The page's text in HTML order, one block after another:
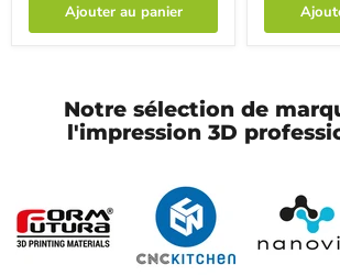
Ajouter au panier
Notre sélection de
l'impression 3D